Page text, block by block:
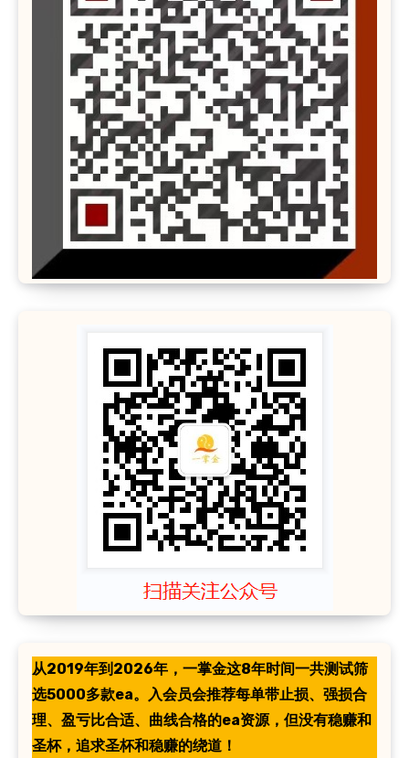
从2019年到2026年，一掌金这8年时间一共测试筛
选5000多款ea。入会员会推荐每单带止损、强损合
理、盈亏比合适、曲线合格的ea资源，但没有稳赚和
圣杯，追求圣杯和稳赚的绕道！